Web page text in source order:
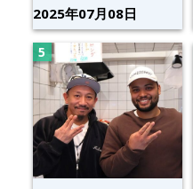
2025年07月08日